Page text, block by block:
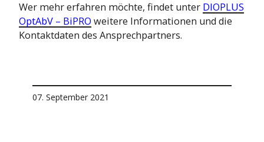
Wer mehr erfahren möchte, findet unter DIOPLUS
OptAbV – BiPRO weitere Informationen und die
Kontaktdaten des Ansprechpartners.
07. September 2021